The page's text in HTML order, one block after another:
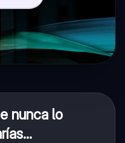
nunca lo